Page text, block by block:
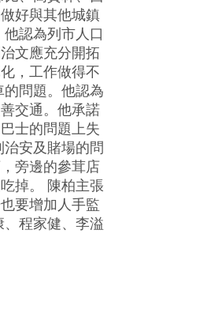
好與其他城鎮
認為列市人口
文應充分開拓
，工作做得不
問題。他認為
交通。他承諾
士的問題上失
安及賭場的問
旁邊的參茸店
掉。 陳柏主張
要增加人手監
程家健、李溢